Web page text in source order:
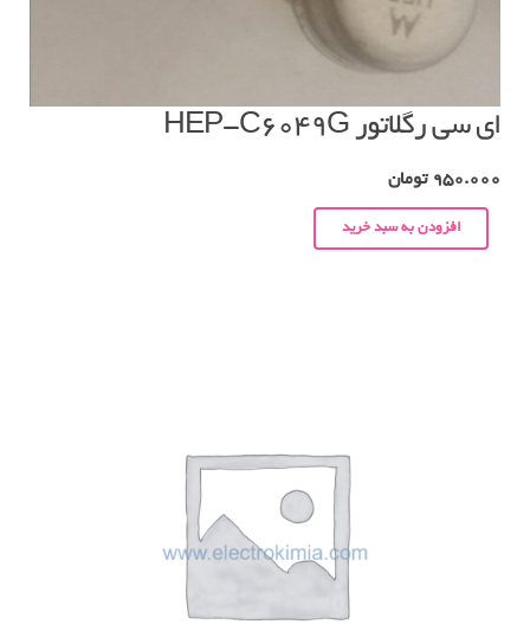
ای سی رگلاتور HEP-C6049G
950.000 تومان
افزودن به سبد خرید